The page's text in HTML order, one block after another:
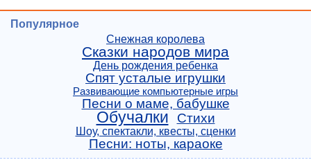
Популярное
Снежная королева
Сказки народов мира
День рождения ребенка
Спят усталые игрушки
Развивающие компьютерные игры
Песни о маме, бабушке
Обучалки Стихи
Шоу, спектакли, квесты, сценки
Песни: ноты, караоке